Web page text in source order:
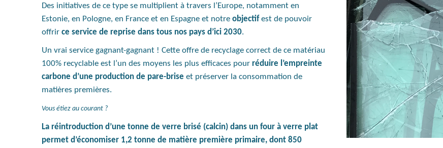
Des initiatives de ce type se multiplient à travers l’Europe, notamment en
Estonie, en Pologne, en France et en Espagne et notre objectifest de pouvoir
offrir ce service de reprise dans tous nos pays d’ici 2030.
Un vrai service gagnant-gagnant ! Cette offre de recyclage correct de ce matériau
100% recyclable est l’un des moyens les plus efficaces pour réduire l’empreinte
carbone d’une production de pare-brise et préserver la consommation de
matières premières.
Vous étiez au courant ?
La réintroduction d’une tonne de verre brisé (calcin) dans un four à verre plat
permet d’économiser 1,2 tonne de matière première primaire, dont 850